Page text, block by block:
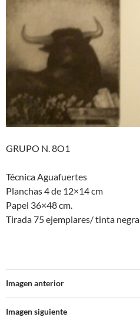
GRUPO N. 8O1
Técnica Aguafuertes
Planchas 4 de 12×14 cm
Papel 36×48 cm.
Tirada 75 ejemplares/ tinta negra
Imagen anterior
Imagen siguiente